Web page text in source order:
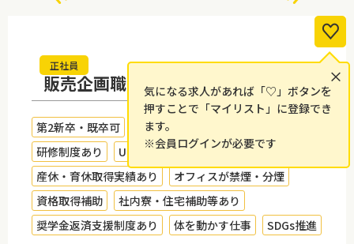
正社員
販売企画職（総合）（2027卒）
第2新卒・既卒可 未経験者歓迎
研修制度あり
U・Iターン者多数在籍
女性が活躍中
産休・育休取得実績あり
オフィスが禁煙・分煙
資格取得補助
社内寮・住宅補助等あり
奨学金返済支援制度あり
体を動かす仕事 SDGs推進
×
気になる求人があれば「♡」ボタンを
押すことで「マイリスト」に登録でき
ます。
※会員ログインが必要です